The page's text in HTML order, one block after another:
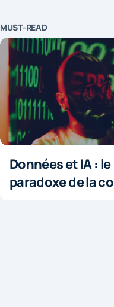
MUST-READ
Données et IA : le
paradoxe de la